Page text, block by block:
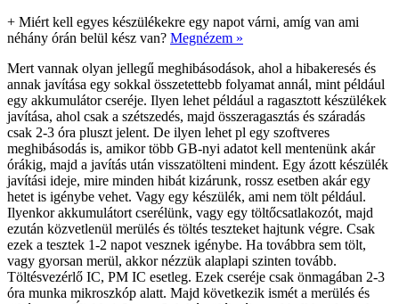
+ Miért kell egyes készülékekre egy napot várni, amíg van ami
néhány órán belül kész van? Megnézem »
Mert vannak olyan jellegű meghibásodások, ahol a hibakeresés és
annak javítása egy sokkal összetettebb folyamat annál, mint például
egy akkumulátor cseréje. Ilyen lehet például a ragasztott készülékek
javítása, ahol csak a szétszedés, majd összeragasztás és száradás
csak 2-3 óra pluszt jelent. De ilyen lehet pl egy szoftveres
meghibásodás is, amikor több GB-nyi adatot kell mentenünk akár
órákig, majd a javítás után visszatölteni mindent. Egy ázott készülék
javítási ideje, mire minden hibát kizárunk, rossz esetben akár egy
hetet is igénybe vehet. Vagy egy készülék, ami nem tölt például.
Ilyenkor akkumulátort cserélünk, vagy egy töltőcsatlakozót, majd
ezután közvetlenül merülés és töltés teszteket hajtunk végre. Csak
ezek a tesztek 1-2 napot vesznek igénybe. Ha továbbra sem tölt,
vagy gyorsan merül, akkor nézzük alaplapi szinten tovább.
Töltésvezérlő IC, PM IC esetleg. Ezek cseréje csak önmagában 2-3
óra munka mikroszkóp alatt. Majd következik ismét a merülés és